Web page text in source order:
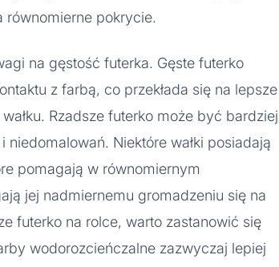
równomierne pokrycie.
na gęstość futerka. Gęste futerko
z farbą, co przekłada się na lepsze
Rzadsze futerko może być bardziej
Niektóre wałki posiadają
pomagają w równomiernym
jej nadmiernemu gromadzeniu się na
futerko na rolce, warto zastanowić się
wodorozcieńczalne zazwyczaj lepiej